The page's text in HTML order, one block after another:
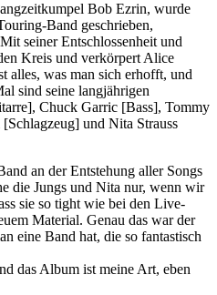
Bob Ezrin, wurde
Band geschrieben,
seiner Entschlossenheit und
Kreis und verkörpert Alice
alles, was man sich erhofft, und
sind seine langjährigen
Chuck Garric [Bass], Tommy
und Nita Strauss
an der Entstehung aller Songs
die Jungs und Nita nur, wenn wir
sie so tight wie bei den Live-
Material. Genau das war der
eine Band hat, die so fantastisch
das Album ist meine Art, eben